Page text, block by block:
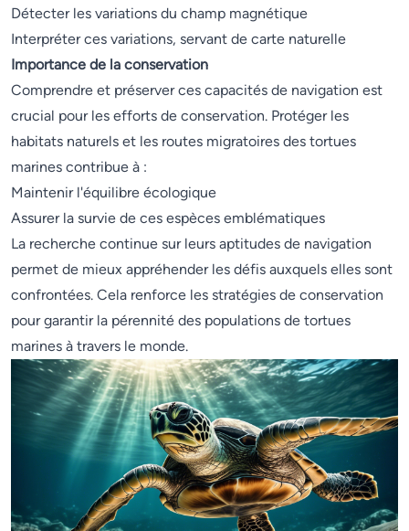
Détecter les variations du champ magnétique
Interpréter ces variations, servant de carte naturelle
Importance de la conservation
Comprendre et préserver ces capacités de navigation est
crucial pour les efforts de conservation. Protéger les
habitats naturels et les routes migratoires des tortues
marines contribue à :
Maintenir l'équilibre écologique
Assurer la survie de ces espèces emblématiques
La recherche continue sur leurs aptitudes de navigation
permet de mieux appréhender les défis auxquels elles sont
confrontées. Cela renforce les stratégies de conservation
pour garantir la pérennité des populations de tortues
marines à travers le monde.